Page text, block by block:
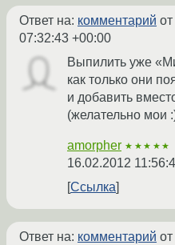
Ответ на: комментарий
07:32:43 +00:00
Выпилить уже
как только они
и добавить
(желательно мои
amorpher ★★★★★
16.02.2012
Ссылка
Ответ на: комментарий